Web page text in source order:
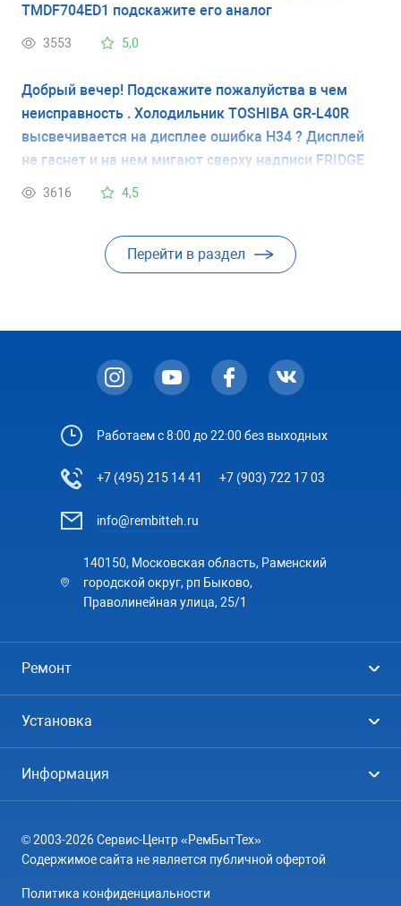
TMDF704ED1 подскажите его аналог
3553 5,0
Добрый вечер! Подскажите пожалуйства в чем
неисправность . Холодильник TOSHIBA GR-L40R
высвечивается на дисплее ошибка Н34 ? Дисплей
не гаснет и на нем мигают сверху надписи FRIDGE
FREEZER
3616 4,5
Перейти в раздел
Работаем с 8:00 до 22:00 без выходных
+7 (495) 215 14 41 +7 (903) 722 17 03
info@rembitteh.ru
140150, Московская область, Раменский
городской округ, рп Быково,
Праволинейная улица, 25/1
Ремонт
Посудомоечные машины
Кондиционеры
Варочные панели
Установка
Кондиционеры
Информация
География
© 2003-2026 Сервис-Центр «РемБытТех»
Содержимое сайта не является публичной офертой
Политика конфиденциальности